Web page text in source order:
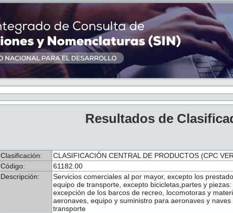
Resultados de
Clasificación:
CLASIFICACIÓN CENTRAL DE PRODUCTOS (CPC
Código:
61182.00
Descripción:
Servicios comerciales al por mayor, excepto los
equipo de transporte, excepto bicicletas,partes y
excepción de los barcos de recreo, locomotoras y
aeronaves, equipo y suministro para aeronaves y
transporte